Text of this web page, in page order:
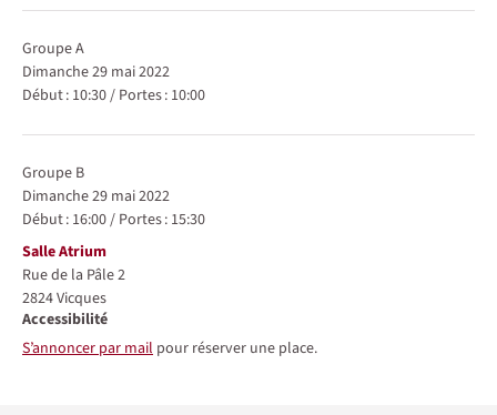
Groupe A
dimanche 29 mai 2022
Début : 10:30/ Portes : 10:00
Groupe B
dimanche 29 mai 2022
Début : 16:00/ Portes : 15:30
Lieu
Salle Atrium
Rue de la Pâle 2
2824Vicques
Accessibilité
S’annoncer par mail pour réserver une place.